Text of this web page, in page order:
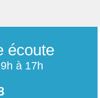
écoute
à 17h